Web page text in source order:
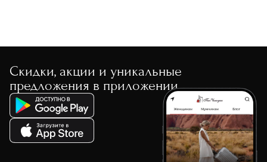
Скидки, акции и уникальные
предложения в приложении